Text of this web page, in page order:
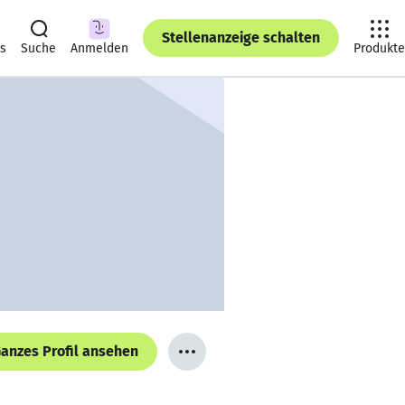
Suche Anmelden
Stellenanzeige schalten
Produkte
Profil ansehen